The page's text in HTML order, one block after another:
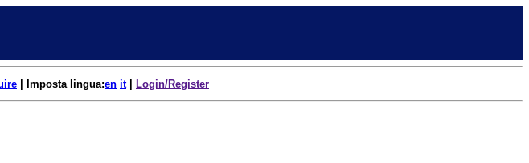
| Imposta lingua:en it Login/Register